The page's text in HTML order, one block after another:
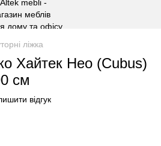
ліжка
Хайтек Нео (Cubus)
см
відгук